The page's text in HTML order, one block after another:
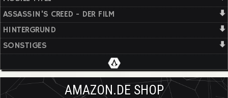
ASSASSIN'S CREED - DER FILM
HINTERGRUND
SONSTIGES
AMAZON.DE SHOP